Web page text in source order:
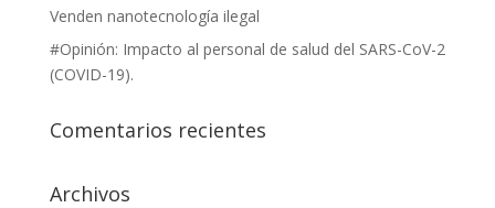
Venden nanotecnología ilegal
#Opinión: Impacto al personal de salud del SARS-CoV-2
(COVID-19).
Comentarios recientes
Archivos